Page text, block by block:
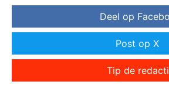
Deel op
Post op X
Tip de